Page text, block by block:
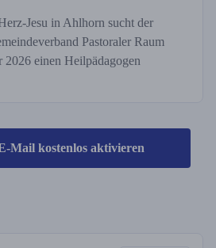
Jesu in Ahlhorn sucht der
Pastoraler Raum
2026 einen Heilpädagogen
Mail kostenlos aktivieren